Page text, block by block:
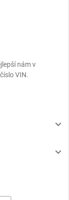
nám v
VIN.

